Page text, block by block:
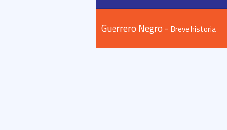
Guerrero Negro - Breve historia